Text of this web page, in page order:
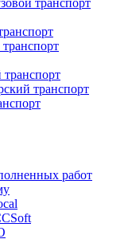
транспорт
транспорт
транспорт
работ